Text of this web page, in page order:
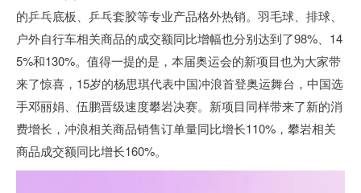
的乒乓底板、乒乓套胶等专业产品格外热销。羽毛球、排球、
户外自行车相关商品的成交额同比增幅也分别达到了98%、14
5%和130%。值得一提的是，本届奥运会的新项目也为大家带
来了惊喜，15岁的杨思琪代表中国冲浪首登奥运舞台，中国选
手邓丽娟、伍鹏晋级速度攀岩决赛。新项目同样带来了新的消
费增长，冲浪相关商品销售订单量同比增长110%，攀岩相关
商品成交额同比增长160%。